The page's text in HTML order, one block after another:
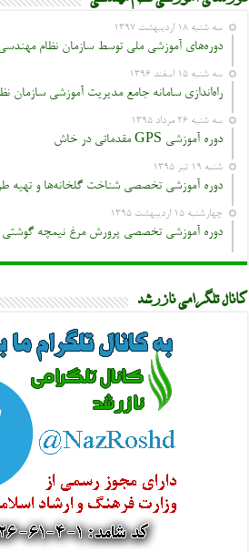
سه شنبه ۱۸ اردیبهشت ۱۳۹۷
دوره‌های آموزشی ملی توسط سازمان نظام
سه شنبه ۱۵ اسفند ۱۳۹۶
راه‌اندازی سامانه جامع مدیریت آموزشی سازمان
سه شنبه ۲۶ مرداد ۱۳۹۵
دوره آموزشی GPS مقدماتی در خاش
شنبه ۱۹ تیر ۱۳۹۵
دوره آموزشی تخصصی شناخت گلخانه‌ها و تهیه
چهارشنبه ۱۵ اردیبهشت ۱۳۹۵
دوره آموزشی تخصصی پرورش مرغ نیمچه گوشتی
کانال تلگرامی نازرشد